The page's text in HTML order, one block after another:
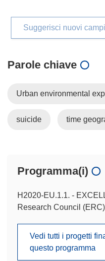
Suggerisci nuovi
Parole chiave
Urban environmental
suicide time
Programma(i)
H2020-EU.1.1. -
Research Council (ERC)
Vedi tutti i progetti
questo programma